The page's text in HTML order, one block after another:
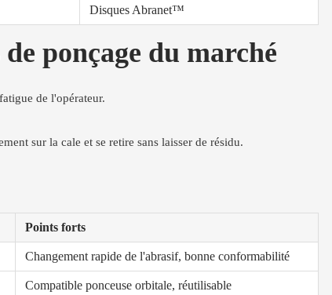
Disques Abranet™
ponçage du marché
de l'opérateur.
sur la cale et se retire sans laisser de résidu.
Points forts
Changement rapide de l'abrasif, bonne conformabilité
Compatible ponceuse orbitale, réutilisable